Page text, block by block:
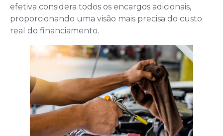
efetiva considera todos os encargos adicionais,
proporcionando uma visão mais precisa do custo
real do financiamento.